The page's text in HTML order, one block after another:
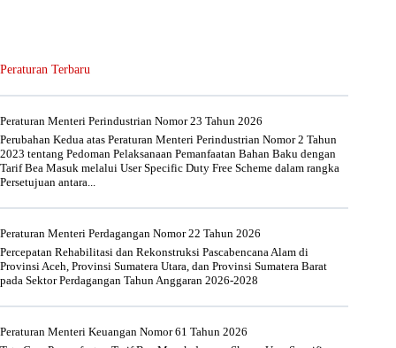
Peraturan Terbaru
Peraturan Menteri Perindustrian Nomor 23 Tahun 2026
Perubahan Kedua atas Peraturan Menteri Perindustrian Nomor 2 Tahun
2023 tentang Pedoman Pelaksanaan Pemanfaatan Bahan Baku dengan
Tarif Bea Masuk melalui User Specific Duty Free Scheme dalam rangka
Persetujuan antara...
Peraturan Menteri Perdagangan Nomor 22 Tahun 2026
Percepatan Rehabilitasi dan Rekonstruksi Pascabencana Alam di
Provinsi Aceh, Provinsi Sumatera Utara, dan Provinsi Sumatera Barat
pada Sektor Perdagangan Tahun Anggaran 2026-2028
Peraturan Menteri Keuangan Nomor 61 Tahun 2026